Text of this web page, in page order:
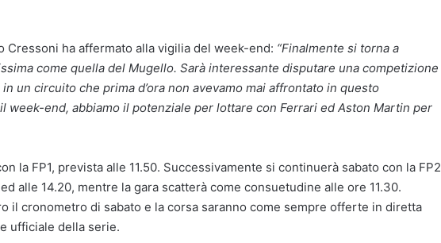
Cressoni ha affermato alla vigilia del week-end: “Finalmente si torna a
come quella del Mugello. Sarà interessante disputare una competizione
un circuito che prima d’ora non avevamo mai affrontato in questo
week-end, abbiamo il potenziale per lottare con Ferrari ed Aston Martin per
la FP1, prevista alle 11.50. Successivamente si continuerà sabato con la FP2
alle 14.20, mentre la gara scatterà come consuetudine alle ore 11.30.
il cronometro di sabato e la corsa saranno come sempre offerte in diretta
ufficiale della serie.